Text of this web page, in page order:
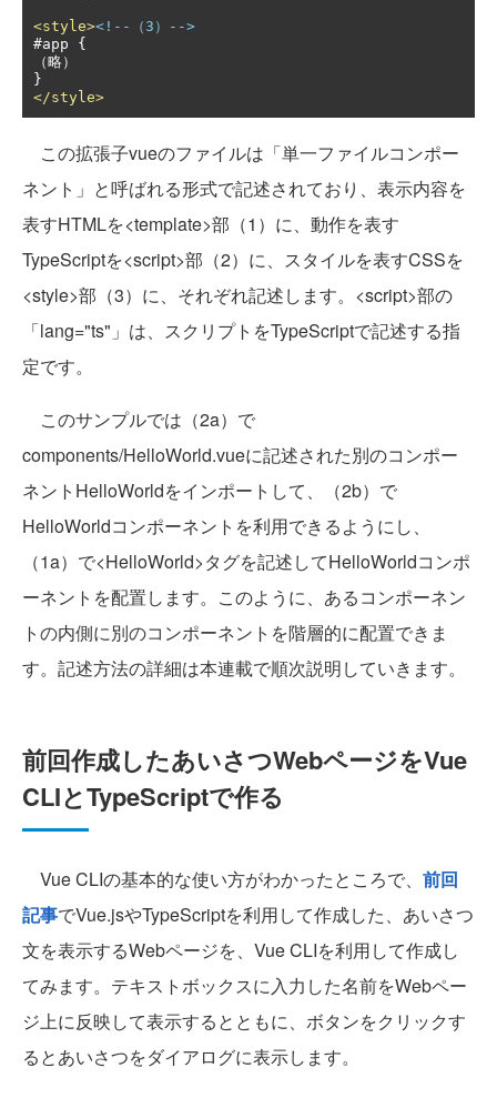
<style><!--（3）-->
#app {
（略）
</style>
この拡張子vueのファイルは「単一ファイルコンポー
ネント」と呼ばれる形式で記述されており、表示内容を
表すHTMLを<template>部（1）に、動作を表す
TypeScriptを<script>部（2）に、スタイルを表すCSSを
<style>部（3）に、それぞれ記述します。<script>部の
「lang="ts"」は、スクリプトをTypeScriptで記述する指
定です。
このサンプルでは（2a）で
components/HelloWorld.vueに記述された別のコンポー
ネントHelloWorldをインポートして、（2b）で
HelloWorldコンポーネントを利用できるようにし、
（1a）で<HelloWorld>タグを記述してHelloWorldコンポ
ーネントを配置します。このように、あるコンポーネン
トの内側に別のコンポーネントを階層的に配置できま
す。記述方法の詳細は本連載で順次説明していきます。
前回作成したあいさつWebページをVue
CLIとTypeScriptで作る
Vue CLIの基本的な使い方がわかったところで、 前回
記事でVue.jsやTypeScriptを利用して作成した、あいさつ
文を表示するWebページを、Vue CLIを利用して作成し
てみます。テキストボックスに入力した名前をWebペー
ジ上に反映して表示するとともに、ボタンをクリックす
るとあいさつをダイアログに表示します。